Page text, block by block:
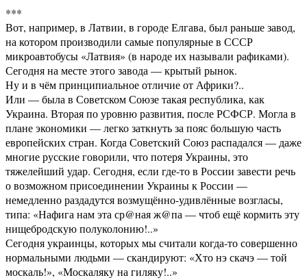
***
Вот, например, в Латвии, в городе Елгава, был раньше завод,
на котором производили самые популярные в СССР
микроавтобусы «Латвия» (в народе их называли рафиками).
Сегодня на месте этого завода — крытый рынок.
Ну и в чём принципиальное отличие от Африки?..
Или — была в Советском Союзе такая республика, как
Украина. Вторая по уровню развития, после РСФСР. Могла в
плане экономики — легко заткнуть за пояс большую часть
европейских стран. Когда Советский Союз распадался — даже
многие русские говорили, что потеря Украины, это
тяжелейший удар. Сегодня, если где-то в России завести речь
о возможном присоединении Украины к России —
немедленно раздадутся возмущённо-удивлённые возгласы,
типа: «Нафига нам эта ср@ная ж@па — чтоб ещё кормить эту
нищебродскую полуколонию!..»
Сегодня украинцы, которых мы считали когда-то совершенно
нормальными людьми — скандируют: «Хто нэ скачэ — той
москаль!», «Москаляку на гиляку!..»